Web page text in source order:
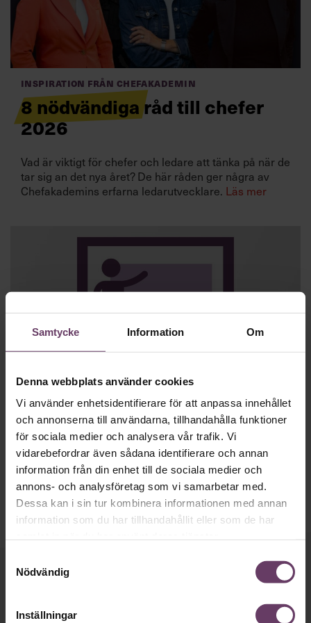
Samtycke Information Om
Denna webbplats använder cookies
Vi använder enhetsidentifierare för att anpassa innehållet
och annonserna till användarna, tillhandahålla funktioner
för sociala medier och analysera vår trafik. Vi
vidarebefordrar även sådana identifierare och annan
information från din enhet till de sociala medier och
annons- och analysföretag som vi samarbetar med.
Dessa kan i sin tur kombinera informationen med annan
information som du har tillhandahållit eller som de har
Nödvändig
Inställningar
Prenumerera
Villkor och policy för
personuppgiftsbehandling
Sök
efter:
Inspiration från Chefakademin
8 nödvändiga råd till chefer
2026
Vad är viktigt för chefer och ledare att tänka på när de
tar sig an det nya året? De här råden ger några av
Chefakademins erfarna ledarutvecklare. Läs mer
Utbildning·
Leda verksamhetsutveckling
Utbildning på distans,25 000 kr
Här får du utforska din roll i verksamhetsutveckling och
tillgång till verktyg som hjälper dig att realisera
verksamhetens strategi.Boka nu
Håll dig uppdaterad med våra